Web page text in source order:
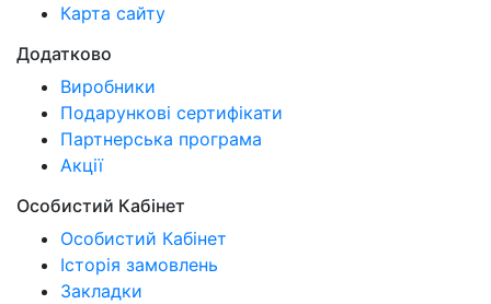
Карта сайту
Додатково
Виробники
Подарункові сертифікати
Партнерська програма
Акції
Особистий Кабінет
Особистий Кабінет
Історія замовлень
Закладки